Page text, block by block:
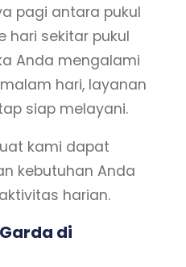
pagi antara pukul
hari sekitar pukul
Anda mengalami
hari, layanan
siap melayani.
kami dapat
kebutuhan Anda
harian.
di